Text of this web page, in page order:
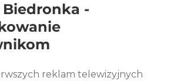
Biedronka -
reklam telewizyjnych